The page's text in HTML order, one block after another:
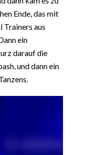
Ende, das mit
Trainers aus
ein
darauf die
und dann ein